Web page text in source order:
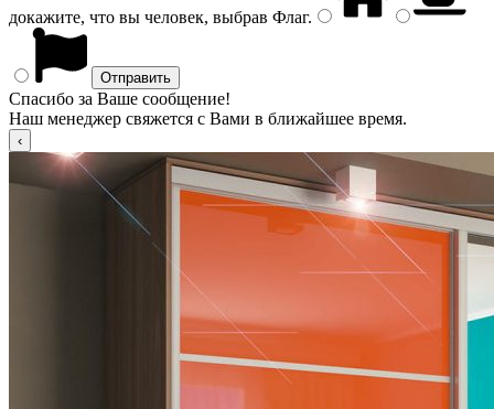
докажите, что вы человек, выбрав Флаг.
Спасибо за Ваше сообщение!
Наш менеджер свяжется с Вами в ближайшее время.